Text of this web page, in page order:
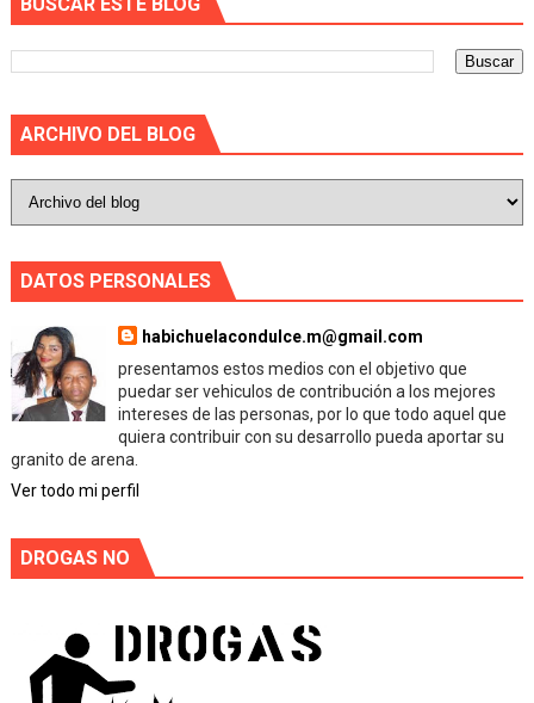
ARCHIVO DEL BLOG
DATOS PERSONALES
habichuelacondulce.m@gmail.com
presentamos estos medios con el objetivo que
puedar ser vehiculos de contribución a los mejores
intereses de las personas, por lo que todo aquel que
quiera contribuir con su desarrollo pueda aportar su
granito de arena.
Ver todo mi perfil
DROGAS NO